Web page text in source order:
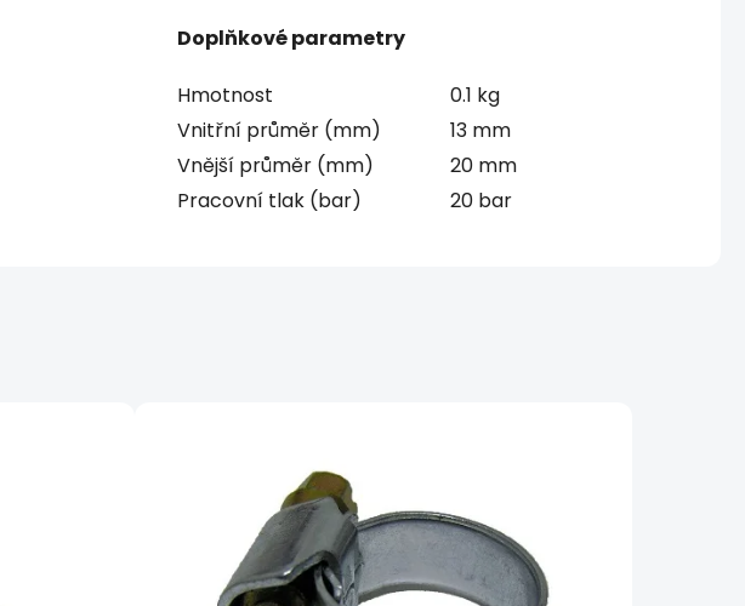
Doplňkové parametry
Hmotnost
0.1 kg
Vnitřní průměr (mm)
13 mm
Vnější průměr (mm)
20 mm
Pracovní tlak (bar)
20 bar